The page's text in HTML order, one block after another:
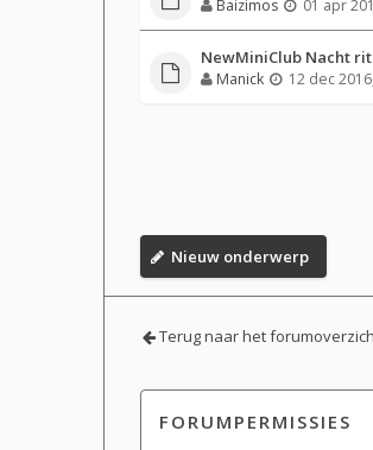
Baizimos 01 apr
NewMiniClub Nacht rit
Manick 12 dec
Nieuw onderwerp
Terug naar het
FORUMPERMISSIES